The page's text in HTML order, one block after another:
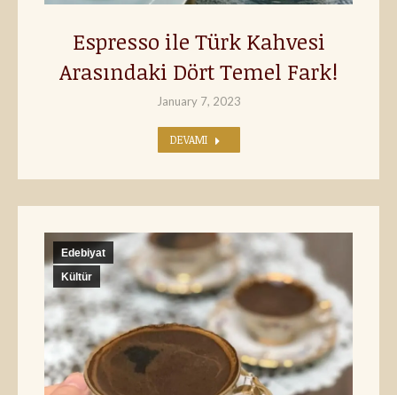
Espresso ile Türk Kahvesi
Arasındaki Dört Temel Fark!
January 7, 2023
DEVAMI
Edebiyat
Kültür